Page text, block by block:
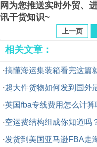
网 为您推送实时外贸、
讯干货知识~
上一页
相关文章：
·搞懂海运集装箱看完这篇
·超大件货物如何发到国外
·英国fba专线费用怎么计算
·空运费结构组成你知道吗
·发货到美国亚马逊FBA走